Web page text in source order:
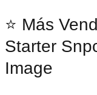
⭐ Más
Starter
Image